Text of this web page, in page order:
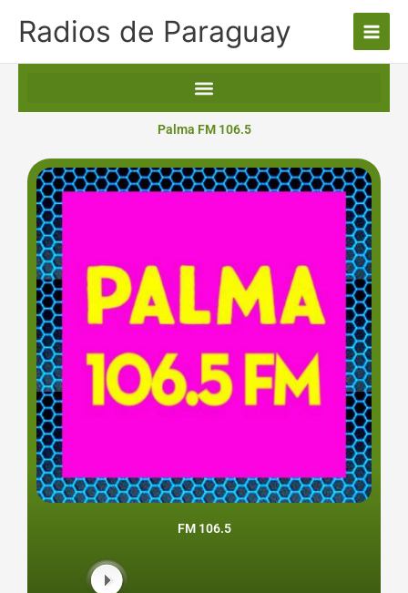
Radios de Paraguay
Palma FM 106.5
FM 106.5